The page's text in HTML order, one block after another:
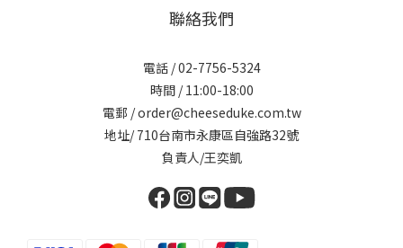
聯絡我們
電話 / 02-7756-5324
時間 / 11:00-18:00
電郵 / order@cheeseduke.com.tw
地址/ 710台南市永康區自強路32號
負責人/王奕凱